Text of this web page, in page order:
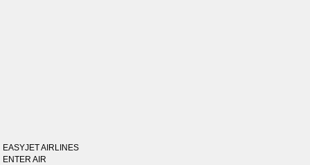
EASYJET AIRLINES
ENTER AIR